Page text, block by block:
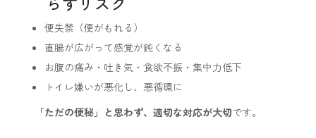
便失禁（便がもれる）
直腸が広がって感覚が鈍くなる
お腹の痛み・吐き気・食欲不振・集中力低下
トイレ嫌いが悪化し、悪循環に
「ただの便秘」と思わず、適切な対応が大切です。